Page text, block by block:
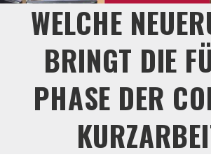
WELCHE
BRINGT DIE
PHASE DER